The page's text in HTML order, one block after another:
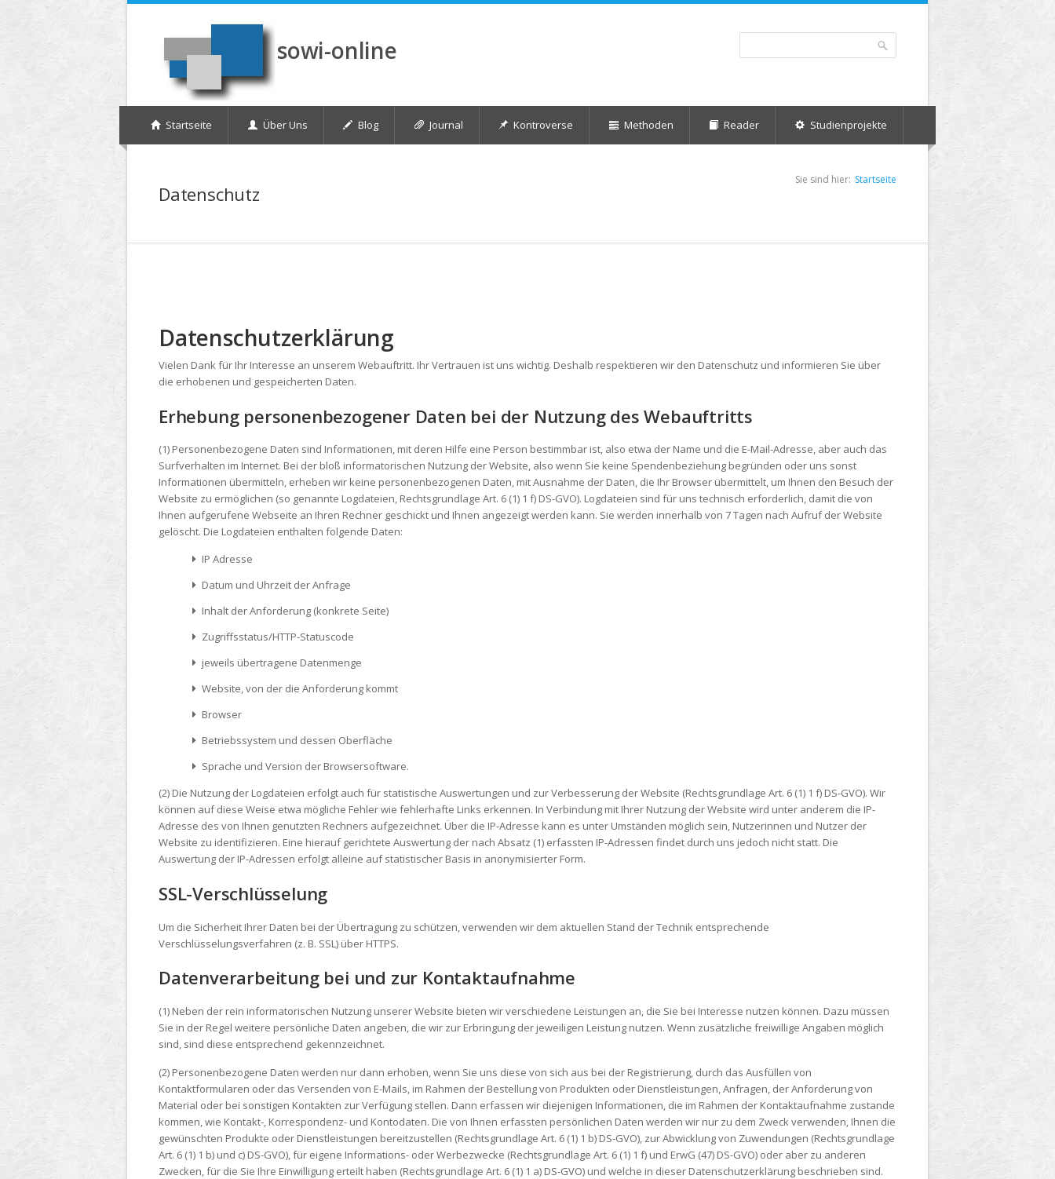
Direkt zum Inhalt
sowi-online Suchformular
Startseite Über Uns Blog Journal Kontroverse Methoden Reader Studienprojekte
Datenschutz
Sie sind hier: Startseite
Datenschutzerklärung
Vielen Dank für Ihr Interesse an unserem Webauftritt. Ihr Vertrauen ist uns wichtig. Deshalb respektieren wir den Datenschutz und informieren Sie über
die erhobenen und gespeicherten Daten.
Erhebung personenbezogener Daten bei der Nutzung des Webauftritts
(1) Personenbezogene Daten sind Informationen, mit deren Hilfe eine Person bestimmbar ist, also etwa der Name und die E-Mail-Adresse, aber auch das
Surfverhalten im Internet. Bei der bloß informatorischen Nutzung der Website, also wenn Sie keine Spendenbeziehung begründen oder uns sonst
Informationen übermitteln, erheben wir keine personenbezogenen Daten, mit Ausnahme der Daten, die Ihr Browser übermittelt, um Ihnen den Besuch der
Website zu ermöglichen (so genannte Logdateien, Rechtsgrundlage Art. 6 (1) 1 f) DS-GVO). Logdateien sind für uns technisch erforderlich, damit die von
Ihnen aufgerufene Webseite an Ihren Rechner geschickt und Ihnen angezeigt werden kann. Sie werden innerhalb von 7 Tagen nach Aufruf der Website
gelöscht. Die Logdateien enthalten folgende Daten:
IP Adresse
Datum und Uhrzeit der Anfrage
Inhalt der Anforderung (konkrete Seite)
Zugriffsstatus/HTTP-Statuscode
jeweils übertragene Datenmenge
Website, von der die Anforderung kommt
Browser
Betriebssystem und dessen Oberfläche
Sprache und Version der Browsersoftware.
(2) Die Nutzung der Logdateien erfolgt auch für statistische Auswertungen und zur Verbesserung der Website (Rechtsgrundlage Art. 6 (1) 1 f) DS-GVO). Wir
können auf diese Weise etwa mögliche Fehler wie fehlerhafte Links erkennen. In Verbindung mit Ihrer Nutzung der Website wird unter anderem die IP-
Adresse des von Ihnen genutzten Rechners aufgezeichnet. Über die IP-Adresse kann es unter Umständen möglich sein, Nutzerinnen und Nutzer der
Website zu identifizieren. Eine hierauf gerichtete Auswertung der nach Absatz (1) erfassten IP-Adressen findet durch uns jedoch nicht statt. Die
Auswertung der IP-Adressen erfolgt alleine auf statistischer Basis in anonymisierter Form.
SSL-Verschlüsselung
Um die Sicherheit Ihrer Daten bei der Übertragung zu schützen, verwenden wir dem aktuellen Stand der Technik entsprechende
Verschlüsselungsverfahren (z. B. SSL) über HTTPS.
Datenverarbeitung bei und zur Kontaktaufnahme
(1) Neben der rein informatorischen Nutzung unserer Website bieten wir verschiedene Leistungen an, die Sie bei Interesse nutzen können. Dazu müssen
Sie in der Regel weitere persönliche Daten angeben, die wir zur Erbringung der jeweiligen Leistung nutzen. Wenn zusätzliche freiwillige Angaben möglich
sind, sind diese entsprechend gekennzeichnet.
(2) Personenbezogene Daten werden nur dann erhoben, wenn Sie uns diese von sich aus bei der Registrierung, durch das Ausfüllen von
Kontaktformularen oder das Versenden von E-Mails, im Rahmen der Bestellung von Produkten oder Dienstleistungen, Anfragen, der Anforderung von
Material oder bei sonstigen Kontakten zur Verfügung stellen. Dann erfassen wir diejenigen Informationen, die im Rahmen der Kontaktaufnahme zustande
kommen, wie Kontakt-, Korrespondenz- und Kontodaten. Die von Ihnen erfassten persönlichen Daten werden wir nur zu dem Zweck verwenden, Ihnen die
gewünschten Produkte oder Dienstleistungen bereitzustellen (Rechtsgrundlage Art. 6 (1) 1 b) DS-GVO), zur Abwicklung von Zuwendungen (Rechtsgrundlage
Art. 6 (1) 1 b) und c) DS-GVO), für eigene Informations- oder Werbezwecke (Rechtsgrundlage Art. 6 (1) 1 f) und ErwG (47) DS-GVO) oder aber zu anderen
Zwecken, für die Sie Ihre Einwilligung erteilt haben (Rechtsgrundlage Art. 6 (1) 1 a) DS-GVO) und welche in dieser Datenschutzerklärung beschrieben sind.